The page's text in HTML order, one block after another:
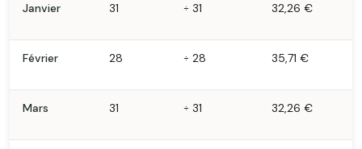
Janvier 31 ÷ 31 32,26 €
Février 28 ÷ 28 35,71 €
Mars 31 ÷ 31 32,26 €